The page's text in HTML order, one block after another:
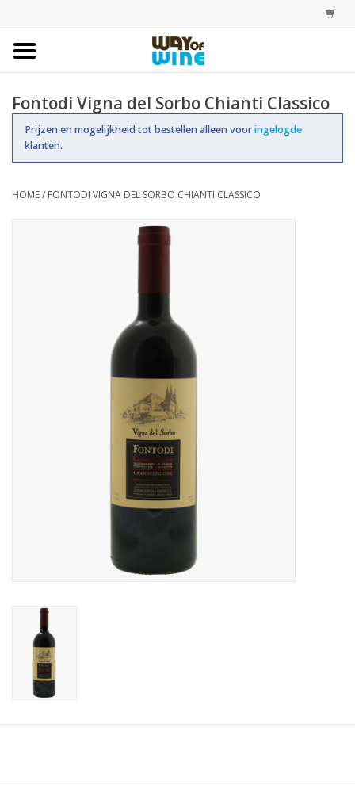
Bestellingen
Assortiment
Fontodi Vigna del Sorbo Chianti Classico
Prijzen en mogelijkheid tot bestellen alleen vooringelogde
klanten.
HOME/ FONTODI VIGNA DEL SORBO CHIANTI CLASSICO